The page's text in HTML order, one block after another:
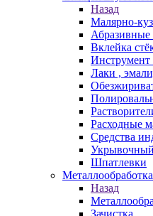
Назад
Малярно-
Абразивные
Вклейка
Лаки ,
Расходные
Средства
Шпатлевки
Металлообработка
Назад
Зачистка